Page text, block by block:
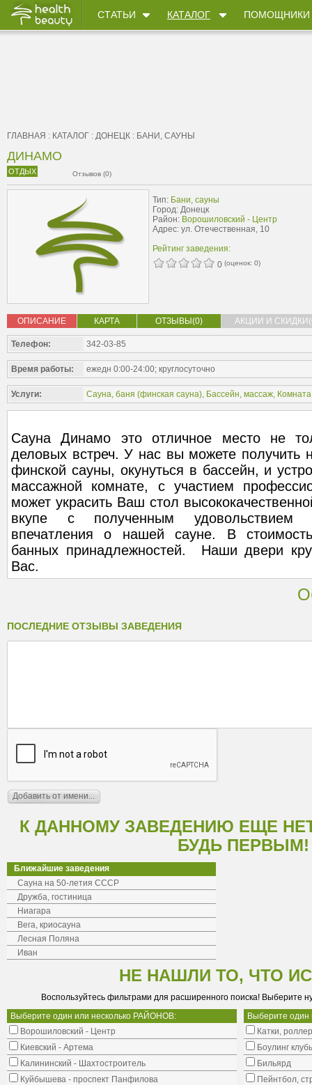
СТАТЬИ КАТАЛОГ ПОМОЩНИКИ
ГЛАВНАЯ : КАТАЛОГ : ДОНЕЦК : БАНИ, САУНЫ
ДИНАМО
ОТДЫХ Отзывов (0)
Тип: Бани, сауны
Город: Донецк
Район: Ворошиловский - Центр
Адрес: ул. Отечественная, 10
Рейтинг заведения:
0 (оценок: 0)
ОПИСАНИЕ КАРТА ОТЗЫВЫ(0) АКЦИИ И
Телефон: 342-03-85
Время работы: ежедн 0:00-24:00; круглосуточно
Услуги: Сауна, баня (финская сауна), Бассейн, массаж,
Сауна Динамо это отличное место не
деловых встреч. У нас вы можете получить
финской сауны, окунуться в бассейн, и
массажной комнате, с участием
может украсить Ваш стол
вкупе с полученным удовольствием
впечатления о нашей сауне. В
банных принадлежностей. Наши двери
Вас.
ПОСЛЕДНИЕ ОТЗЫВЫ ЗАВЕДЕНИЯ
К ДАННОМУ ЗАВЕДЕНИЮ ЕЩЕ
БУДЬ ПЕРВЫМ!
Ближайшие заведения
Сауна на 50-летия СССР
Дружба, гостиница
Ниагара
Вега, криосауна
Лесная Поляна
Иван
НЕ НАШЛИ ТО, ЧТО
Воспользуйтесь фильтрами для расширенного поиска! Выберите
Выберите один или несколько РАЙОНОВ:
Ворошиловский - Центр
Киевский - Артема
Калининский - Шахтостроитель
Куйбышева - проспект Панфилова
Выберите
Катки,
Боулинг
Бильярд
Пейнтбол,